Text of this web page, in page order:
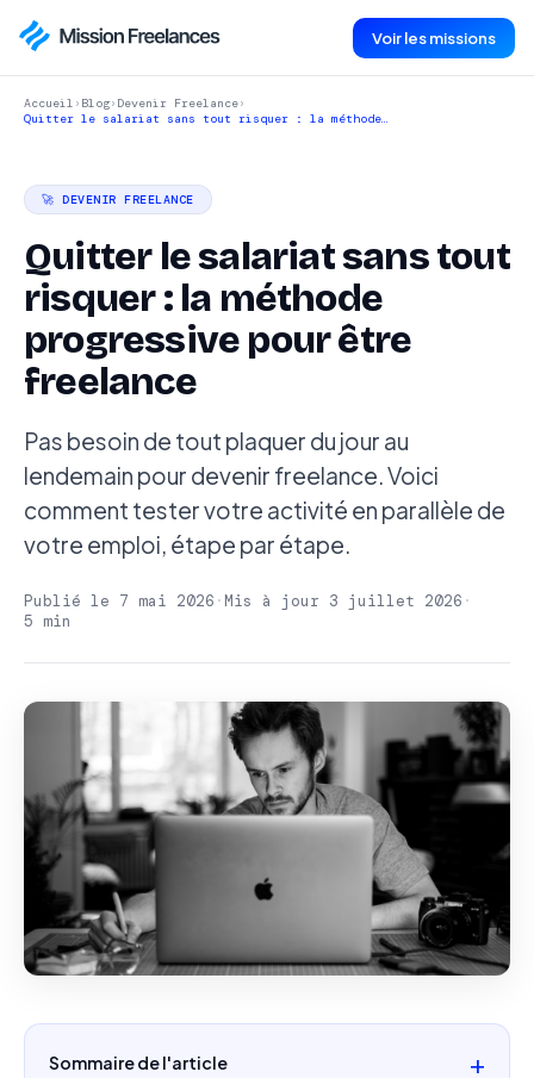
Voir les missions
Accueil › Blog› Devenir Freelance›
Quitter le salariat sans tout risquer : la méthode…
🚀 DEVENIR FREELANCE
Quitter le salariat sans tout
risquer : la méthode
progressive pour être
freelance
Pas besoin de tout plaquer du jour au
lendemain pour devenir freelance. Voici
comment tester votre activité en parallèle de
votre emploi, étape par étape.
Publié le 7 mai 2026 · Mis à jour 3 juillet 2026 ·
5 min
Sommaire de l'article